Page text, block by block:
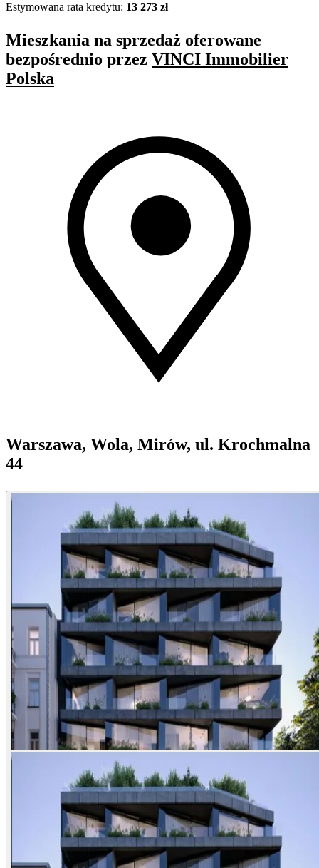
Estymowana rata kredytu: 13 273 zł
Mieszkania na sprzedaż oferowane
bezpośrednio przez VINCI Immobilier
Polska
Warszawa, Wola, Mirów, ul. Krochmalna
44